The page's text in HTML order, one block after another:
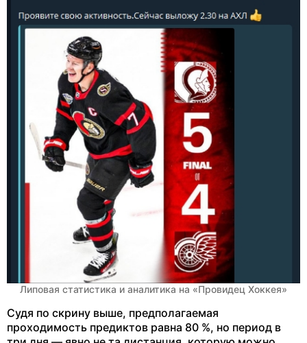
Липовая статистика и аналитика на «Провидец Хоккея»
Судя по скрину выше, предполагаемая
проходимость предиктов равна 80 %, но период в